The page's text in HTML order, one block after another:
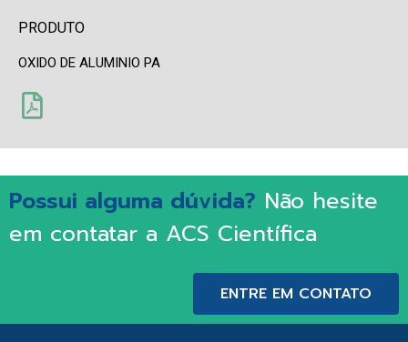
PRODUTO
OXIDO DE ALUMINIO PA
Possui alguma dúvida? Não hesite
em contatar a ACS Científica
ENTRE EM CONTATO